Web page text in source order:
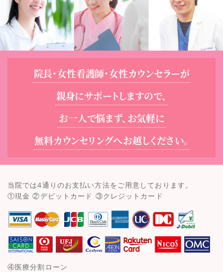
院長・女性看護師・女性カウンセラーが
親身にサポートしますので、
お一人で悩まず、お気軽に
無料カウンセリングへお越しください。
当院では4通りのお支払い方法をご用意しております。
①現金 ②デビットカード ③クレジットカード
④医療分割ローン